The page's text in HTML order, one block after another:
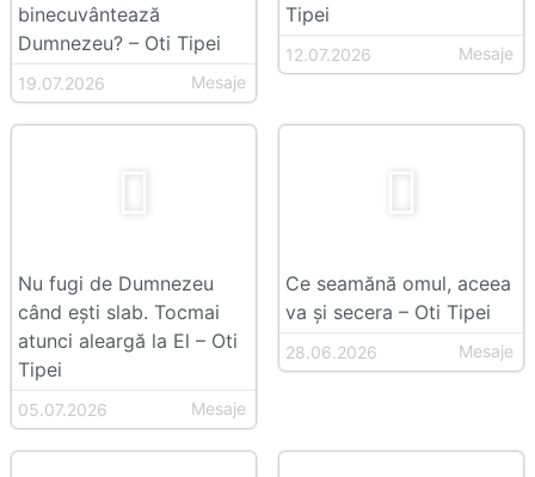
binecuvântează
Dumnezeu? – Oti Tipei
19.07.2026 Mesaje
Tipei
12.07.2026 Mesaje
Nu fugi de Dumnezeu
când ești slab. Tocmai
atunci aleargă la El – Oti
Tipei
05.07.2026 Mesaje
Ce seamănă omul, aceea
va și secera – Oti Tipei
28.06.2026 Mesaje